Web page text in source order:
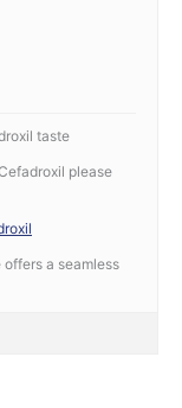
taste
please
a seamless